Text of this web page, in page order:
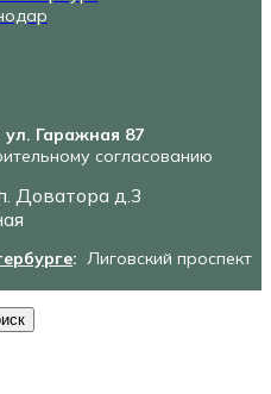
ул. Гаражная 87
согласованию
Доватора д.3
: Лиговский проспект